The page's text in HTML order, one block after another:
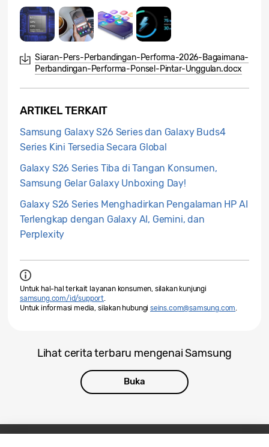
Siaran-Pers-Perbandingan-Performa-2026-Bagaimana-
Perbandingan-Performa-Ponsel-Pintar-Unggulan.docx
ARTIKEL TERKAIT
Samsung Galaxy S26 Series dan Galaxy Buds4
Series Kini Tersedia Secara Global
Galaxy S26 Series Tiba di Tangan Konsumen,
Samsung Gelar Galaxy Unboxing Day!
Galaxy S26 Series Menghadirkan Pengalaman HP AI
Terlengkap dengan Galaxy AI, Gemini, dan
Perplexity
Untuk hal-hal terkait layanan konsumen, silakan kunjungi
samsung.com/id/support
Untuk informasi media, silakan hubungi seins.com@samsung.com
Lihat cerita terbaru mengenai Samsung
Buka